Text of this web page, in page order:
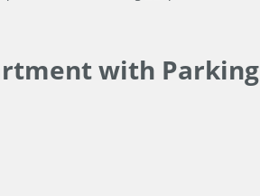
with Parking